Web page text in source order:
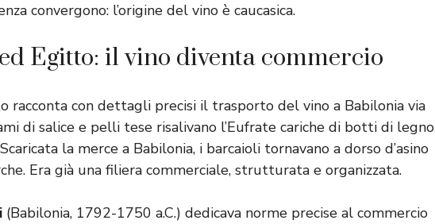
convergono: l’origine del vino è caucasica.
Egitto: il vino diventa commercio
racconta con dettagli precisi il trasporto del vino a Babilonia via
di salice e pelli tese risalivano l’Eufrate cariche di botti di legno
la merce a Babilonia, i barcaioli tornavano a dorso d’asino
Era già una filiera commerciale, strutturata e organizzata.
(Babilonia, 1792-1750 a.C.) dedicava norme precise al commercio